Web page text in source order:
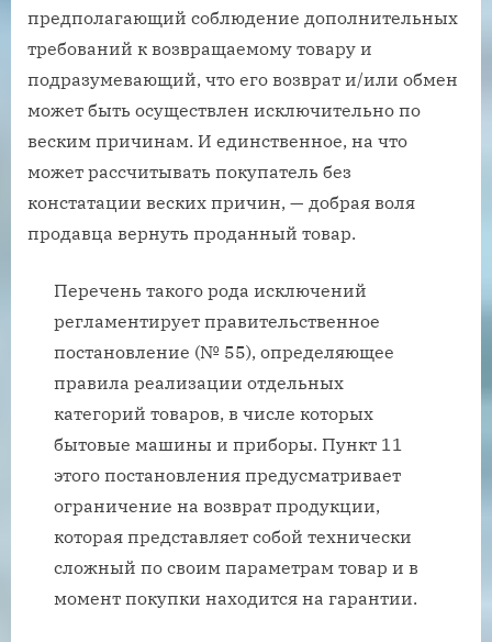
предполагающий соблюдение дополнительных
требований к возвращаемому товару и
подразумевающий, что его возврат и/или обмен
может быть осуществлен исключительно по
веским причинам. И единственное, на что
может рассчитывать покупатель без
констатации веских причин, — добрая воля
продавца вернуть проданный товар.
Перечень такого рода исключений
регламентирует правительственное
постановление (№ 55), определяющее
правила реализации отдельных
категорий товаров, в числе которых
бытовые машины и приборы. Пункт 11
этого постановления предусматривает
ограничение на возврат продукции,
которая представляет собой технически
сложный по своим параметрам товар и в
момент покупки находится на гарантии.